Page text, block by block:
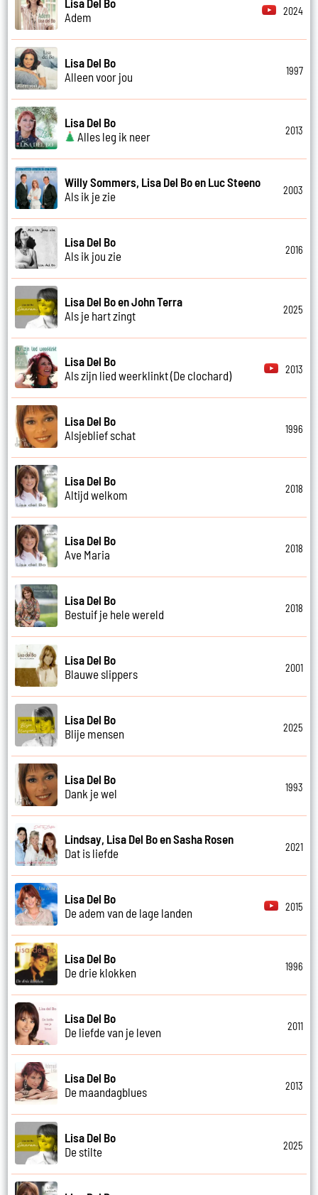
Adem
2024
Lisa Del Bo
Alleen voor jou
1997
Lisa Del Bo
Alles leg ik neer
2013
Willy Sommers, Lisa Del Bo en Luc Steeno
Als ik je zie
2003
Lisa Del Bo
Als ik jou zie
2016
Lisa Del Bo en John Terra
Als je hart zingt
2025
Lisa Del Bo
Als zijn lied weerklinkt (De clochard)
2013
Lisa Del Bo
Alsjeblief schat
1996
Lisa Del Bo
Altijd welkom
2018
Lisa Del Bo
Ave Maria
2018
Lisa Del Bo
Bestuif je hele wereld
2018
Lisa Del Bo
Blauwe slippers
2001
Lisa Del Bo
Blije mensen
2025
Lisa Del Bo
Dank je wel
1993
Lindsay, Lisa Del Bo en Sasha Rosen
Dat is liefde
2021
Lisa Del Bo
De adem van de lage landen
2015
Lisa Del Bo
De drie klokken
1996
Lisa Del Bo
De liefde van je leven
2011
Lisa Del Bo
De maandagblues
2013
Lisa Del Bo
De stilte
2025